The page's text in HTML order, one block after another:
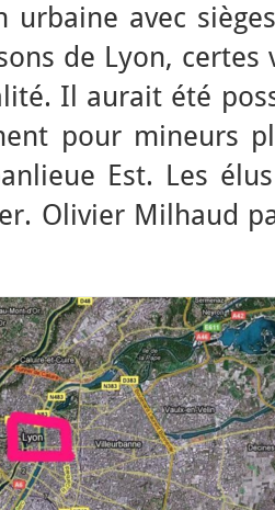
urbaine avec
de Lyon, certes
Il aurait été
pour mineurs
Est. Les
Olivier Milhaud